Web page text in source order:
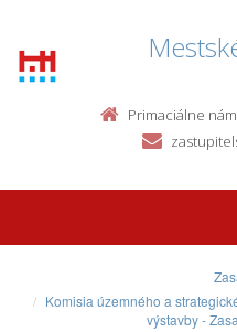
Primaciálne
Komisia územného a
výstavby -